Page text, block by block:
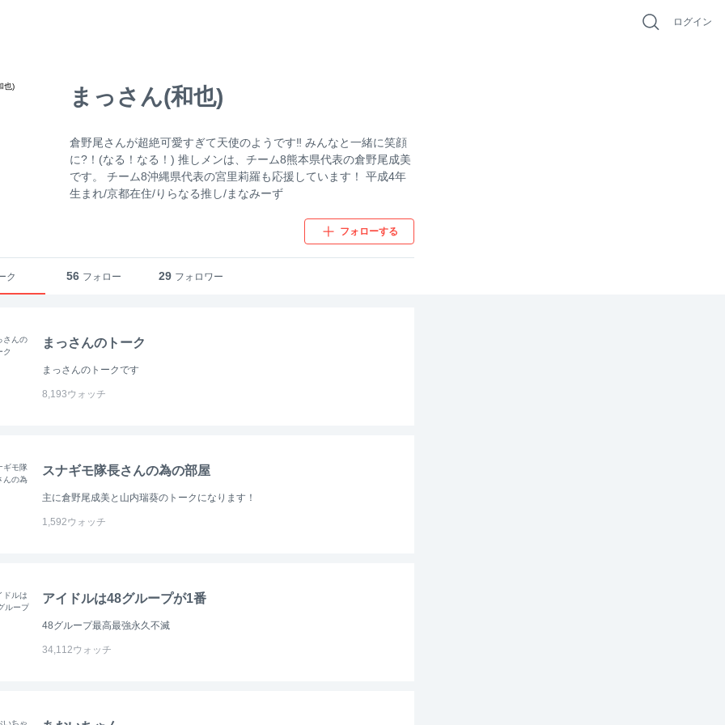
ログイン
まっさん(和也)
倉野尾さんが超絶可愛すぎて天使のようです‼ みんなと一緒に笑顔
に?！(なる！なる！) 推しメンは、チーム8熊本県代表の倉野尾成美
です。 チーム8沖縄県代表の宮里莉羅も応援しています！ 平成4年
生まれ/京都在住/りらなる推し/まなみーず
フォローする
ク 56 フォロー 29 フォロワー
まっさんのトーク
まっさんのトークです
8,193ウォッチ
スナギモ隊長さんの為の部屋
主に倉野尾成美と山内瑞葵のトークになります！
1,592ウォッチ
アイドルは48グループが1番
48グループ最高最強永久不滅
34,112ウォッチ